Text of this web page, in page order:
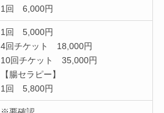
1回 6,000円
1回 5,000円
4回チケット 18,000円
10回チケット 35,000円
【腸セラピー】
1回 5,800円